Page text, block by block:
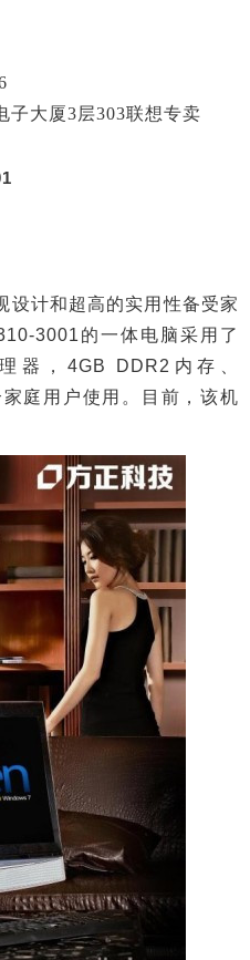
子大厦3层303联想专卖
计和超高的实用性备受家
3001的一体电脑采用了
器，4GB DDR2内存、
庭用户使用。目前，该机